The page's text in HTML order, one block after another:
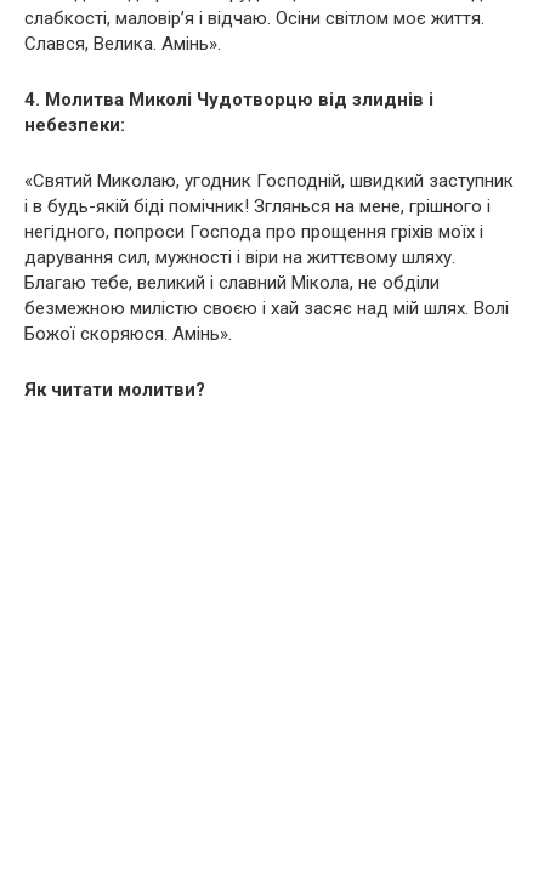
слабкості, маловір’я і відчаю. Осіни світлом моє життя.
Слався, Велика. Амінь».
4. Молитва Миколі Чудотворцю від злиднів і
небезпеки:
«Святий Миколаю, угодник Господній, швидкий заступник
і в будь-якій біді помічник! Зглянься на мене, грішного і
негідного, попроси Господа про прощення гріхів моїх і
дарування сил, мужності і віри на життєвому шляху.
Благаю тебе, великий і славний Мікола, не обділи
безмежною милістю своєю і хай засяє над мій шлях. Волі
Божої скоряюся. Амінь».
Як читати молитви?